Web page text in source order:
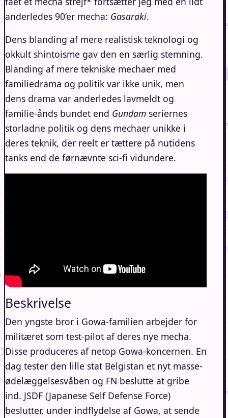
anderledes 90’er mecha: Gasaraki.
Dens blanding af mere realistisk teknologi og
okkult shintoisme gav den en særlig stemning.
Blanding af mere tekniske mechaer med
familiedrama og politik var ikke unik, men
dens drama var anderledes lavmeldt og
familie-ånds bundet end Gundam seriernes
storladne politik og dens mechaer unikke i
deres teknik, der reelt er tættere på nutidens
tanks end de førnævnte sci-fi vidundere.
Beskrivelse
Den yngste bror i Gowa-familien arbejder for
militæret som test-pilot af deres nye mecha.
Disse produceres af netop Gowa-koncernen. En
dag tester den lille stat Belgistan et nyt masse-
ødelæggelsesvåben og FN beslutte at gribe
ind. JSDF (Japanese Self Defense Force)
beslutter, under indflydelse af Gowa, at sende